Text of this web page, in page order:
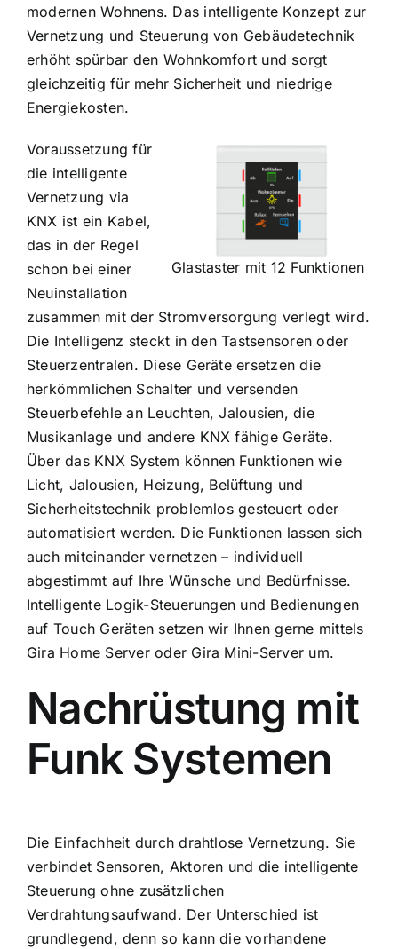
modernen Wohnens. Das intelligente Konzept zur
Vernetzung und Steuerung von Gebäudetechnik
erhöht spürbar den Wohnkomfort und sorgt
gleichzeitig für mehr Sicherheit und niedrige
Energiekosten.
Glastaster mit 12 Funktionen
Voraussetzung für
die intelligente
Vernetzung via
KNX ist ein Kabel,
das in der Regel
schon bei einer
Neuinstallation
zusammen mit der Stromversorgung verlegt wird.
Die Intelligenz steckt in den Tastsensoren oder
Steuerzentralen. Diese Geräte ersetzen die
herkömmlichen Schalter und versenden
Steuerbefehle an Leuchten, Jalousien, die
Musikanlage und andere KNX fähige Geräte.
Über das KNX System können Funktionen wie
Licht, Jalousien, Heizung, Belüftung und
Sicherheitstechnik problemlos gesteuert oder
automatisiert werden. Die Funktionen lassen sich
auch miteinander vernetzen – individuell
abgestimmt auf Ihre Wünsche und Bedürfnisse.
Intelligente Logik-Steuerungen und Bedienungen
auf Touch Geräten setzen wir Ihnen gerne mittels
Gira Home Serveroder Gira Mini-Server um.
Nachrüstung mit
Funk Systemen
Die Einfachheit durch drahtlose Vernetzung. Sie
verbindet Sensoren, Aktoren und die intelligente
Steuerung ohne zusätzlichen
Verdrahtungsaufwand. Der Unterschied ist
grundlegend, denn so kann die vorhandene